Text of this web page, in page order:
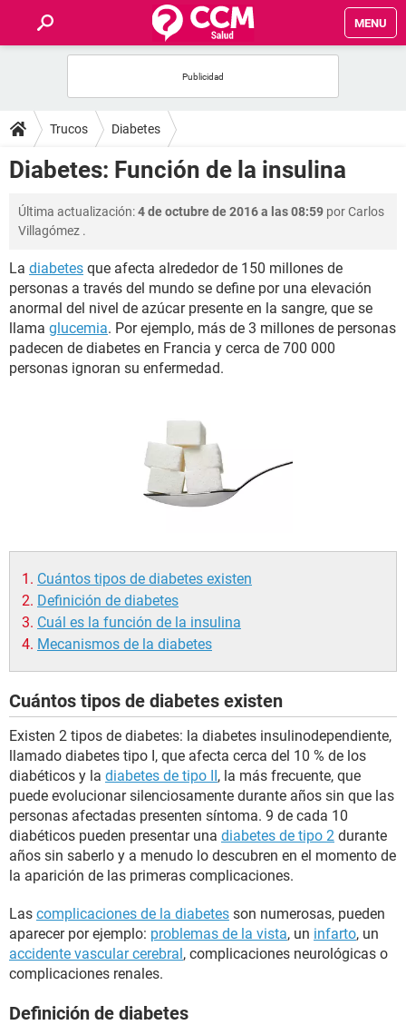
MENU
FOROS
SALUD
FAMILIA
BIENESTAR
SEXUALIDAD
Trucos Diabetes
Diabetes: Función de la insulina
Última actualización:4 de octubre de 2016 a las 08:59 porCarlos
Villagómez .
La diabetes que afecta alrededor de 150 millones de
personas a través del mundo se define por una elevación
anormal del nivel de azúcar presente en la sangre, que se
llama glucemia. Por ejemplo, más de 3 millones de personas
padecen de diabetes en Francia y cerca de 700 000
personas ignoran su enfermedad.
Cuántos tipos de diabetes existen
Definición de diabetes
Cuál es la función de la insulina
Mecanismos de la diabetes
Cuántos tipos de diabetes existen
Existen 2 tipos de diabetes: la diabetes insulinodependiente,
llamado diabetes tipo I, que afecta cerca del 10 % de los
diabéticos y la diabetes de tipo II, la más frecuente, que
puede evolucionar silenciosamente durante años sin que las
personas afectadas presenten síntoma. 9 de cada 10
diabéticos pueden presentar una diabetes de tipo 2 durante
años sin saberlo y a menudo lo descubren en el momento de
la aparición de las primeras complicaciones.
Las complicaciones de la diabetes son numerosas, pueden
aparecer por ejemplo: problemas de la vista, un infarto, un
accidente vascular cerebral, complicaciones neurológicas o
complicaciones renales.
Definición de diabetes